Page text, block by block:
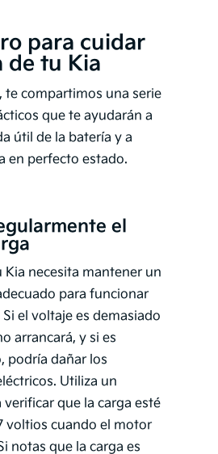
para cuidar
de tu Kia
te compartimos una serie
que te ayudarán a
útil de la batería y a
en perfecto estado.
el
Kia necesita mantener un
para funcionar
el voltaje es demasiado
arrancará, y si es
podría dañar los
Utiliza un
que la carga esté
voltios cuando el motor
notas que la carga es